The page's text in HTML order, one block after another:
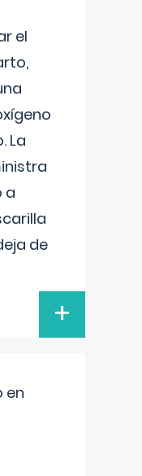
el
La
a
de
+
en